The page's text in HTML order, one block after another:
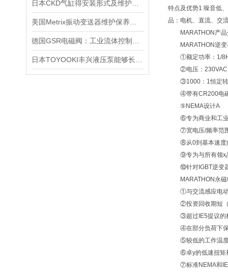
特点及优势1.噪音低
品：电机、直流、交
MARATHON产品
MARATHON逆变
①额定功率：1/
②电压：230VAC
③1000：1恒定转
④带有CR200电磁
⑤NEMA设计A
⑥专为商业和工业
⑦宽电压/频率范围
⑧从0到基本速度的
⑨专为与所有领x品
⑩针对IGBT逆变器
MARATHON永磁
①与交流感应电动
②投资回收期短（
③超过IE5提议的
④在部分负荷下保
⑤较低的工作温度
⑥卓y的低速扭矩
⑦标准NEMA和